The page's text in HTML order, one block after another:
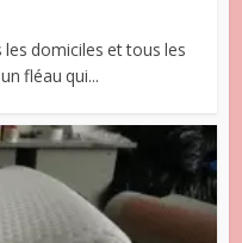
les domiciles et tous les
fléau qui...